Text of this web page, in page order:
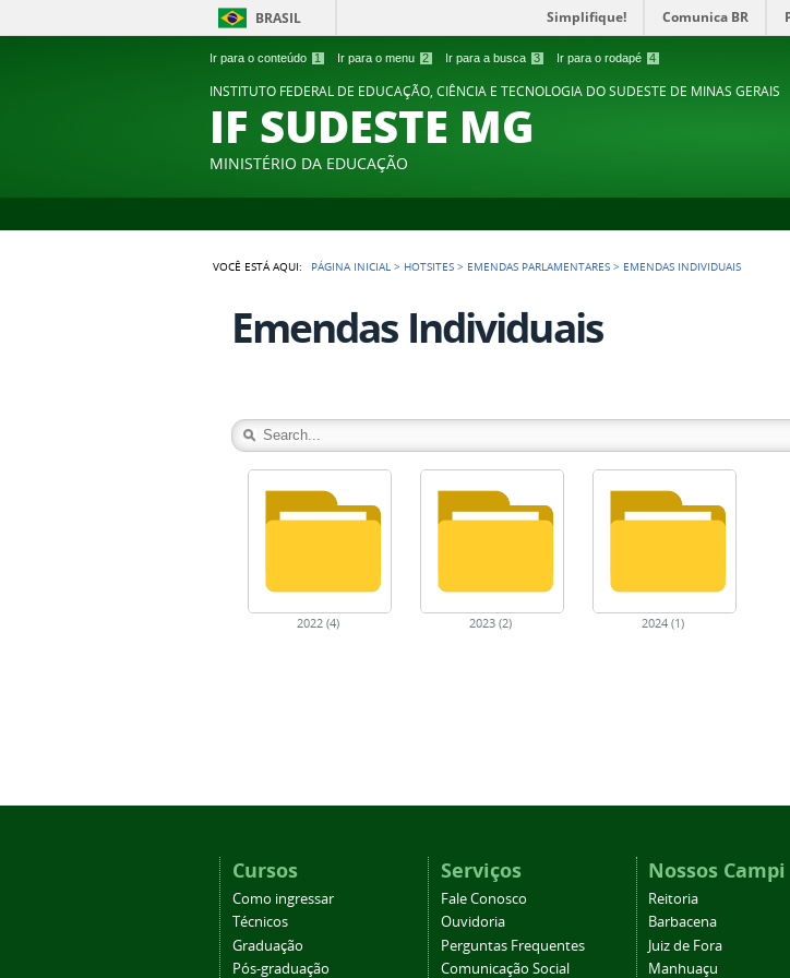
Ir para o conteúdo 1 Ir para o menu 2 Ir para a busca 3 Ir para o rodapé 4
BRASIL Simplifique! Comunica BR
INSTITUTO FEDERAL DE EDUCAÇÃO, CIÊNCIA E TECNOLOGIA DO SUDESTE DE MINAS GERAIS
IF SUDESTE MG
MINISTÉRIO DA EDUCAÇÃO
VOCÊ ESTÁ AQUI: PÁGINA INICIAL > HOTSITES > EMENDAS PARLAMENTARES > EMENDAS INDIVIDUAIS
Emendas Individuais
2022 (4) 2023 (2) 2024 (1)
Cursos
Como ingressar
Técnicos
Graduação
Pós-graduação
Serviços
Fale Conosco
Ouvidoria
Perguntas Frequentes
Comunicação Social
Nossos Campi
Reitoria
Barbacena
Juiz de Fora
Manhuaçu